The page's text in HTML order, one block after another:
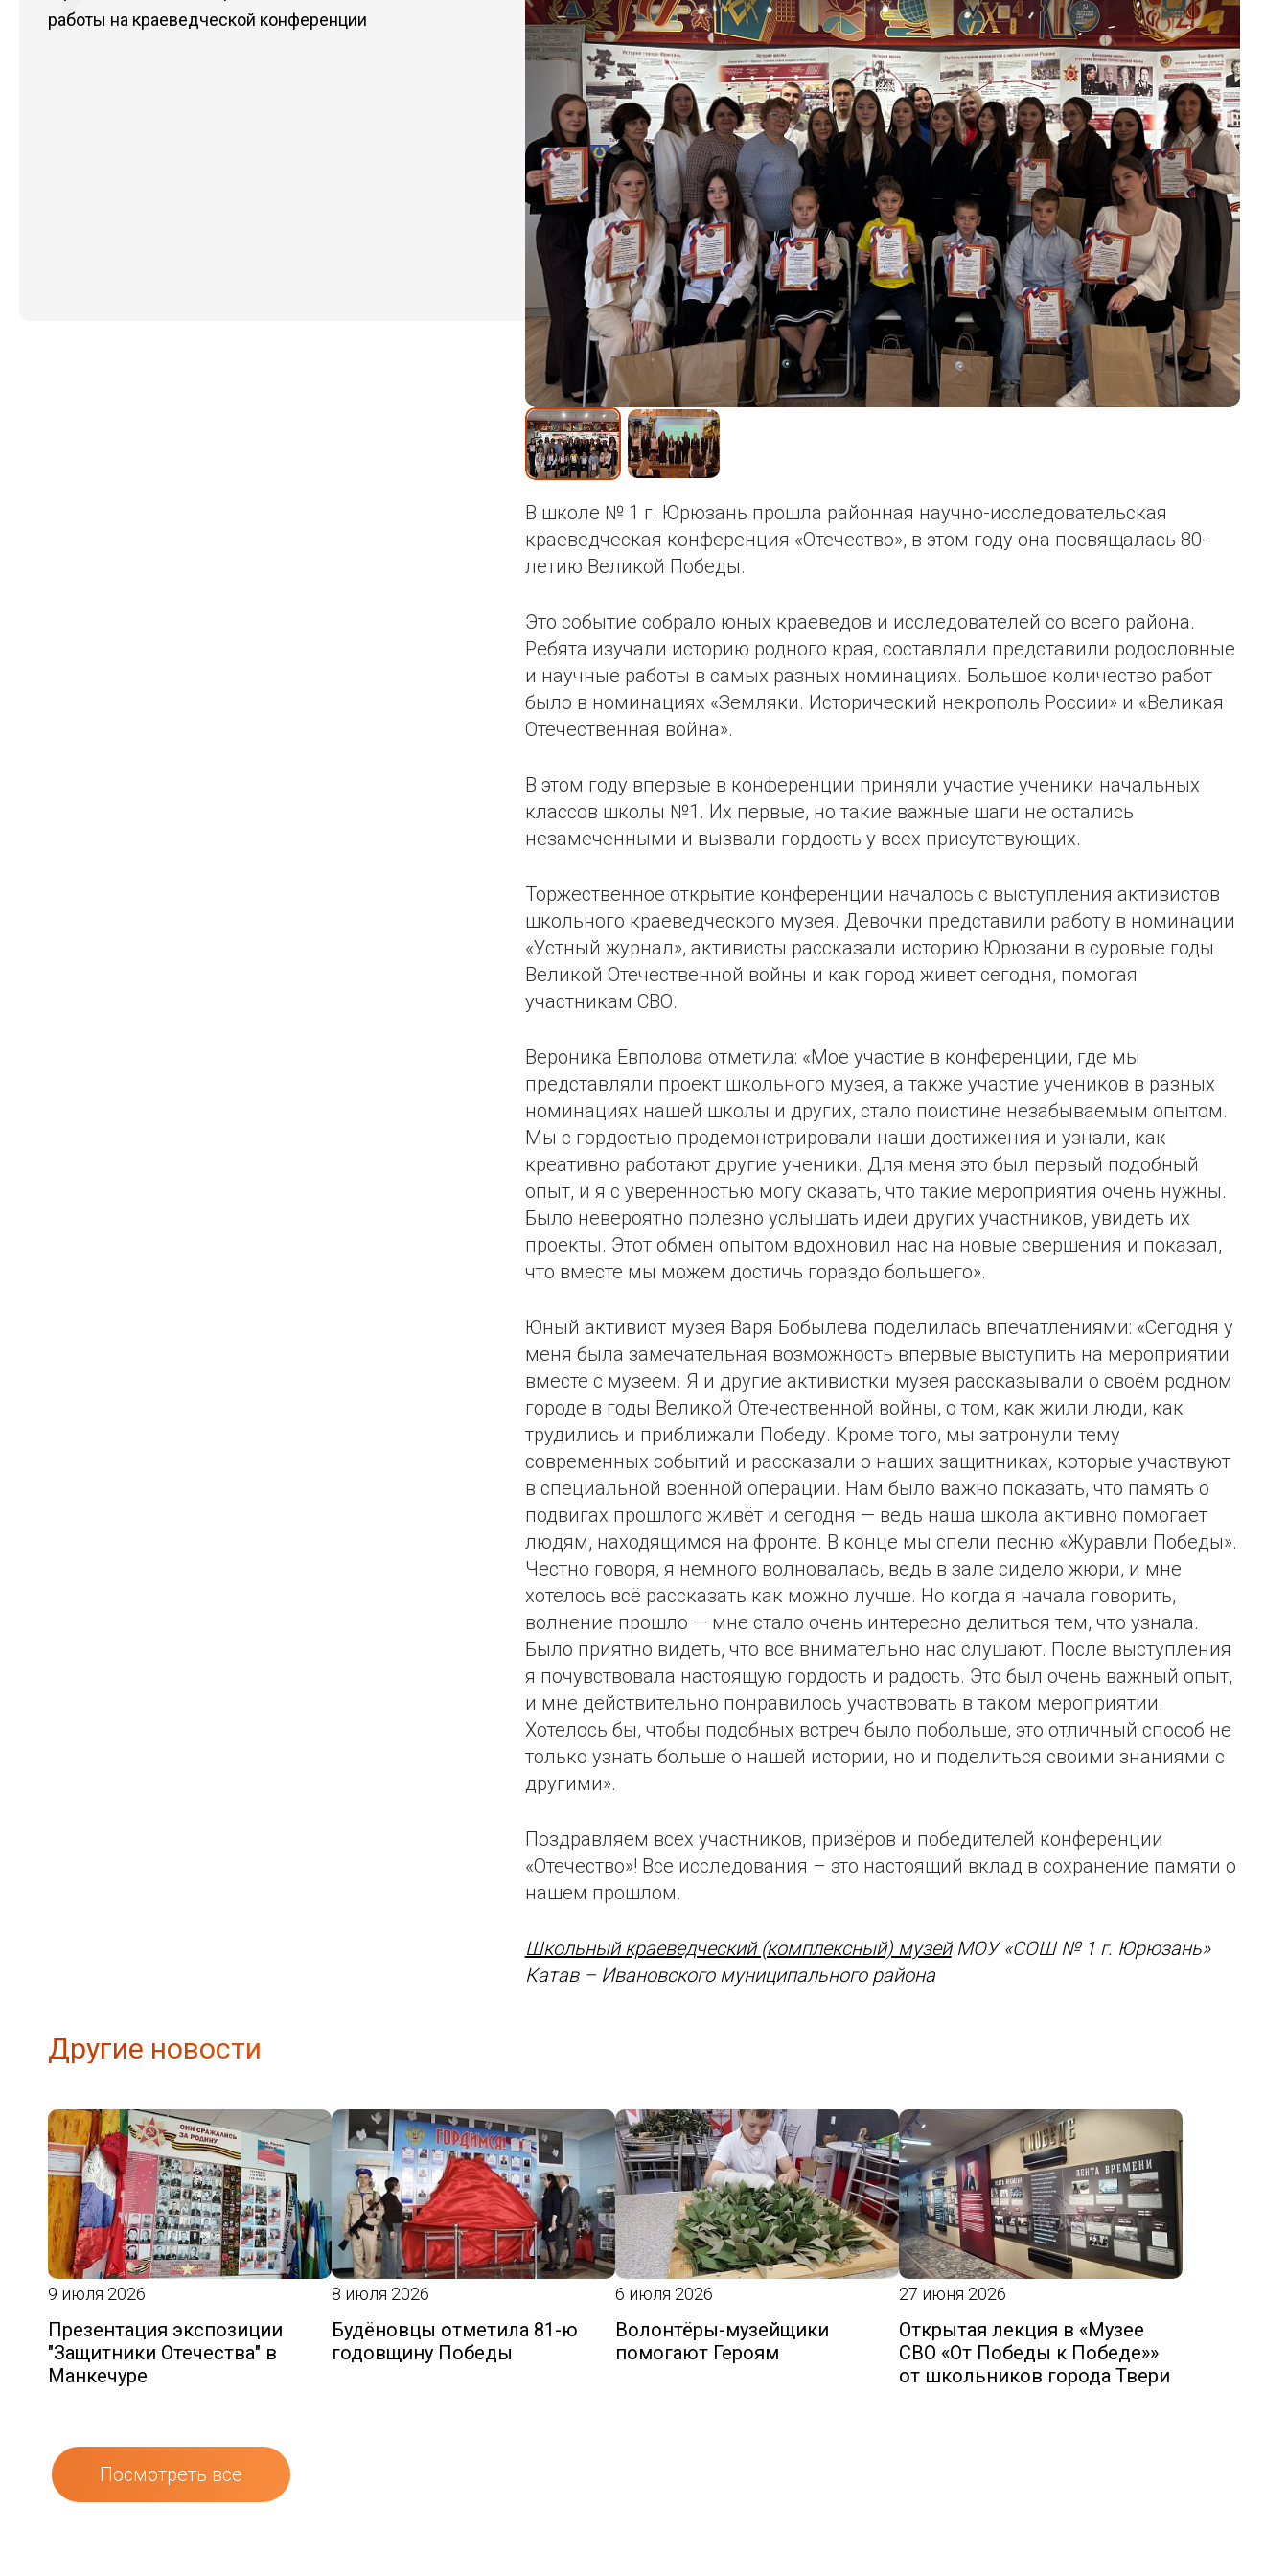
Обращение педагогов - участников
съезда «Школьный Музей Победы»
2024
Обращение школьников -
участников съезда Школьный
Музей Победы 2024
Программа Всероссийской
ассамблеи «Школьный музей.
Смыслы времени» 2025
Программа Открытого форума
школьных музеев Центрального
федерального округа
Сборник работ победителей
Всероссийского конкурса
«Школьный музей – взгляд в
будущее»
воспитательных практик «Классный
час в школьном музее» 22 марта –
13 мая 2022 г.
Виртуальные туры школьных
музеев
Тематические выставки
Образовательные программы
Смены во Всероссийских Детских
центрах
Молодежный историко-культурный
форум «Истоки»
Проект «Интерактивное музейно-
образовательное пространство
школьных музеев Москвы»
работы на краеведческой конференции
В школе № 1 г. Юрюзань прошла районная научно-исследовательская
краеведческая конференция «Отечество», в этом году она посвящалась 80-
летию Великой Победы.
Это событие собрало юных краеведов и исследователей со всего района.
Ребята изучали историю родного края, составляли представили родословные
и научные работы в самых разных номинациях. Большое количество работ
было в номинациях «Земляки. Исторический некрополь России» и «Великая
Отечественная война».
В этом году впервые в конференции приняли участие ученики начальных
классов школы №1. Их первые, но такие важные шаги не остались
незамеченными и вызвали гордость у всех присутствующих.
Торжественное открытие конференции началось с выступления активистов
школьного краеведческого музея. Девочки представили работу в номинации
«Устный журнал», активисты рассказали историю Юрюзани в суровые годы
Великой Отечественной войны и как город живет сегодня, помогая
участникам СВО.
Вероника Евполова отметила: «Мое участие в конференции, где мы
представляли проект школьного музея, а также участие учеников в разных
номинациях нашей школы и других, стало поистине незабываемым опытом.
Мы с гордостью продемонстрировали наши достижения и узнали, как
креативно работают другие ученики. Для меня это был первый подобный
опыт, и я с уверенностью могу сказать, что такие мероприятия очень нужны.
Было невероятно полезно услышать идеи других участников, увидеть их
проекты. Этот обмен опытом вдохновил нас на новые свершения и показал,
что вместе мы можем достичь гораздо большего».
Юный активист музея Варя Бобылева поделилась впечатлениями: «Сегодня у
меня была замечательная возможность впервые выступить на мероприятии
вместе с музеем. Я и другие активистки музея рассказывали о своём родном
городе в годы Великой Отечественной войны, о том, как жили люди, как
трудились и приближали Победу. Кроме того, мы затронули тему
современных событий и рассказали о наших защитниках, которые участвуют
в специальной военной операции. Нам было важно показать, что память о
подвигах прошлого живёт и сегодня — ведь наша школа активно помогает
людям, находящимся на фронте. В конце мы спели песню «Журавли Победы».
Честно говоря, я немного волновалась, ведь в зале сидело жюри, и мне
хотелось всё рассказать как можно лучше. Но когда я начала говорить,
волнение прошло — мне стало очень интересно делиться тем, что узнала.
Было приятно видеть, что все внимательно нас слушают. После выступления
я почувствовала настоящую гордость и радость. Это был очень важный опыт,
и мне действительно понравилось участвовать в таком мероприятии.
Хотелось бы, чтобы подобных встреч было побольше, это отличный способ не
только узнать больше о нашей истории, но и поделиться своими знаниями с
другими».
Поздравляем всех участников, призёров и победителей конференции
«Отечество»! Все исследования – это настоящий вклад в сохранение памяти о
нашем прошлом.
Школьный краеведческий (комплексный) музейМОУ «СОШ № 1 г. Юрюзань»
Катав – Ивановского муниципального района
Другие новости
9 июля 2026
Презентация экспозиции
"Защитники Отечества" в
Манкечуре
8 июля 2026
Будёновцы отметила 81-ю
годовщину Победы
6 июля 2026
Волонтёры-музейщики
помогают Героям
27 июня 2026
Открытая лекция в «Музее
СВО «От Победы к Победе»»
от школьников города Твери
Посмотреть все